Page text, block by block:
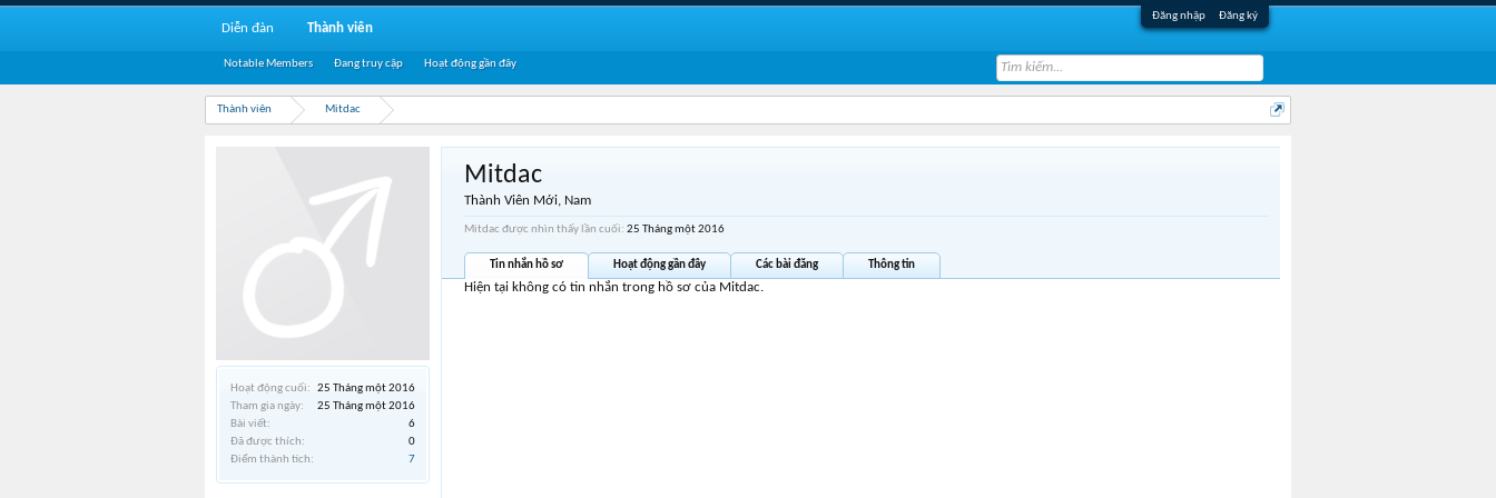
Đăng nhập Đăng ký
Thành viên Mitdac
Hoạt động cuối:
25 Tháng một 2016
Tham gia ngày:
25 Tháng một 2016
Bài viết:
6
Đã được thích:
0
Điểm thành tích:
7
Mitdac
Thành Viên Mới, Nam
Mitdac được nhìn thấy lần cuối: 25 Tháng một 2016
Tin nhắn hồ sơ Hoạt động gần đây Các bài đăng Thông tin
Hiện tại không có tin nhắn trong hồ sơ của Mitdac.
Diễn đàn Thành viên
Notable Members Đang truy cập Hoạt động gần đây